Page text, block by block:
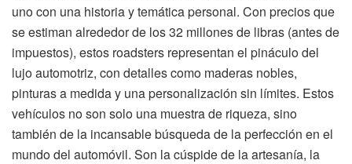
uno con una historia y temática personal. Con precios que
se estiman alrededor de los 32 millones de libras (antes de
impuestos), estos roadsters representan el pináculo del
lujo automotriz, con detalles como maderas nobles,
pinturas a medida y una personalización sin límites. Estos
vehículos no son solo una muestra de riqueza, sino
también de la incansable búsqueda de la perfección en el
mundo del automóvil. Son la cúspide de la artesanía, la